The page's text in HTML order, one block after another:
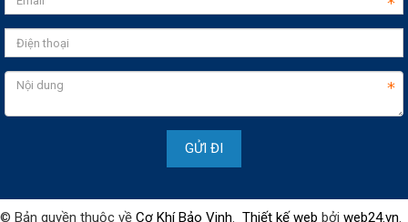
© Bản quyền thuộc về Cơ Khí Bảo Vinh. Thiết kế web bởi web24.vn.